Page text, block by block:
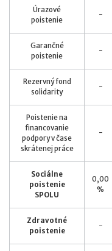
Úrazové
poistenie
-
Garančné
poistenie
-
Rezervný fond
solidarity
-
Poistenie na
financovanie
podpory v čase
skrátenej práce
-
Sociálne
poistenie
SPOLU
0,00
%
Zdravotné
poistenie
-